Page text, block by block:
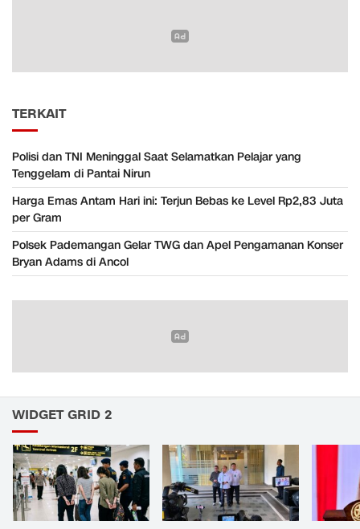
TERKAIT
Polisi dan TNI Meninggal Saat Selamatkan Pelajar yang
Tenggelam di Pantai Nirun
Harga Emas Antam Hari ini: Terjun Bebas ke Level Rp2,83 Juta
per Gram
Polsek Pademangan Gelar TWG dan Apel Pengamanan Konser
Bryan Adams di Ancol
WIDGET GRID 2